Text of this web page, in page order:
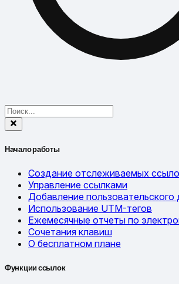
Начало работы
Создание отслеживаемых
Управление ссылками
Добавление
Использование UTM-тегов
Ежемесячные отчеты по
Сочетания клавиш
О бесплатном плане
Функции ссылок